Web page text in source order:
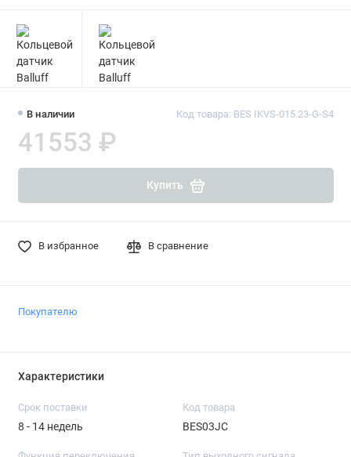
В наличии Код товара: BES IKVS-015.23-G-S4
41553 ₽
Купить
В избранное В сравнение
Покупателю
Характеристики
Срок поставки
8 - 14 недель
Код товара
BES03JC